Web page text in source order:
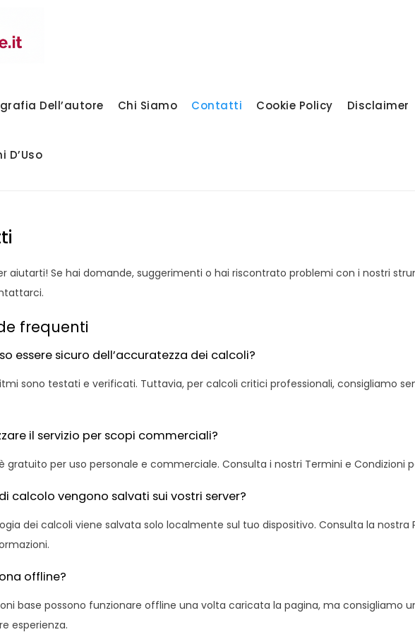
Dell’autore Chi Siamo Contatti Cookie Policy Disclaimer
D’Uso
aiutarti! Se hai domande, suggerimenti o hai riscontrato problemi con i nostri
frequenti
essere sicuro dell’accuratezza dei calcoli?
sono testati e verificati. Tuttavia, per calcoli critici professionali, consigliamo
il servizio per scopi commerciali?
è gratuito per uso personale e commerciale. Consulta i nostri Termini e Condizioni
calcolo vengono salvati sui vostri server?
dei calcoli viene salvata solo localmente sul tuo dispositivo. Consulta la nostra
offline?
base possono funzionare offline una volta caricata la pagina, ma consigliamo
esperienza.